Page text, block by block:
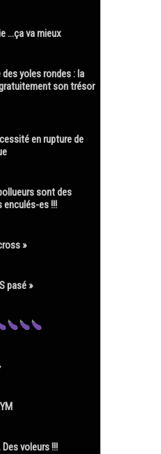
…ça va mieux
yoles rondes : la
son trésor
en rupture de
sont des
enculés-es !!!
»
pasé »
Des voleurs !!!